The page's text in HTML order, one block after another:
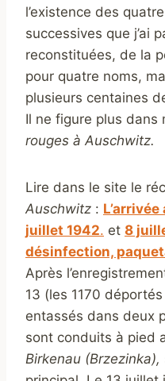
l’existence des
successives que j’ai
reconstituées, de la
pour quatre noms,
plusieurs centaines
Il ne figure plus dans
rouges à Auschwitz.
Lire dans le site le
Auschwitz :
juillet 1942. et 8
désinfection,
Après
13 (les 1170
entassés dans deux
sont conduits à pied
Birkenau (Brzezinka),